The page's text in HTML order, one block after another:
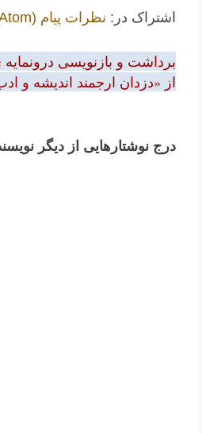
اشتراک در: نظرات پیام (Atom)
برداشت و بازنویسی
از «دزدان ارجمند اندیشه و
درج نوشتارهایی از دیگر